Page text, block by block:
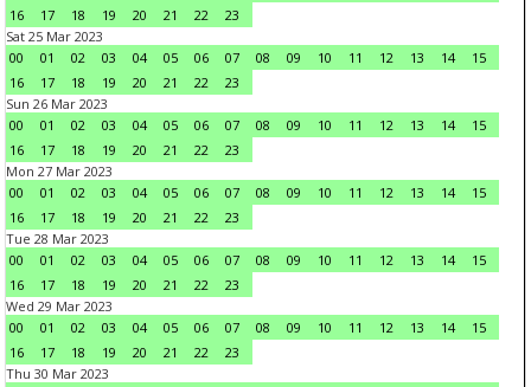
16
17 18 19 20 21 22
23
Sat 25 Mar 2023
00
01 02 03 04 05 06 07 08 09 10 11 12 13 14
15
16
17 18 19 20 21 22
23
Sun 26 Mar 2023
00
01 02 03 04 05 06 07 08 09 10 11 12 13 14
15
16
17 18 19 20 21 22
23
Mon 27 Mar 2023
00
01 02 03 04 05 06 07 08 09 10 11 12 13 14
15
16
17 18 19 20 21 22
23
Tue 28 Mar 2023
00
01 02 03 04 05 06 07 08 09 10 11 12 13 14
15
16
17 18 19 20 21 22
23
Wed 29 Mar 2023
00
01 02 03 04 05 06 07 08 09 10 11 12 13 14
15
16
17 18 19 20 21 22
23
Thu 30 Mar 2023